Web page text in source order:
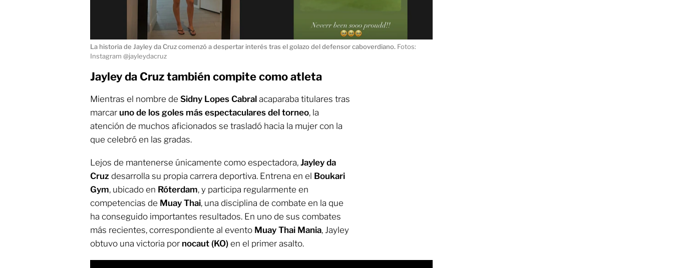
La historia de Jayley da Cruz comenzó a despertar interés tras el golazo del defensor caboverdiano. Fotos:
Instagram @jayleydacruz
Jayley da Cruz también compite como atleta
Mientras el nombre de Sidny Lopes Cabral acaparaba titulares tras
marcar uno de los goles más espectaculares del torneo, la
atención de muchos aficionados se trasladó hacia la mujer con la
que celebró en las gradas.
Lejos de mantenerse únicamente como espectadora, Jayley da
Cruz desarrolla su propia carrera deportiva. Entrena en el Boukari
Gym, ubicado en Róterdam, y participa regularmente en
competencias de Muay Thai, una disciplina de combate en la que
ha conseguido importantes resultados. En uno de sus combates
más recientes, correspondiente al evento Muay Thai Mania, Jayley
obtuvo una victoria por nocaut (KO) en el primer asalto.